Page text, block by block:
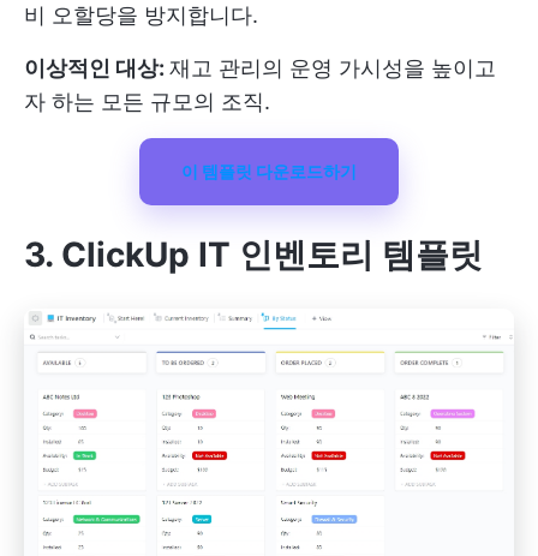
비 오할당을 방지합니다.
이상적인 대상: 재고 관리의 운영 가시성을 높이고
자 하는 모든 규모의 조직.
이 템플릿 다운로드하기
3. ClickUp IT 인벤토리 템플릿